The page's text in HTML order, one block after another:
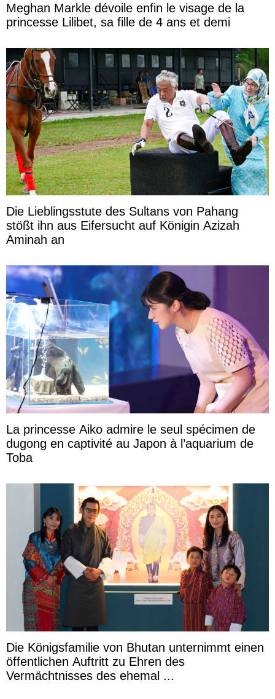
Meghan Markle dévoile enfin le visage de la
princesse Lilibet, sa fille de 4 ans et demi
Die Lieblingsstute des Sultans von Pahang
stößt ihn aus Eifersucht auf Königin Azizah
Aminah an
La princesse Aiko admire le seul spécimen de
dugong en captivité au Japon à l’aquarium de
Toba
Die Königsfamilie von Bhutan unternimmt einen
öffentlichen Auftritt zu Ehren des
Vermächtnisses des ehemal ...